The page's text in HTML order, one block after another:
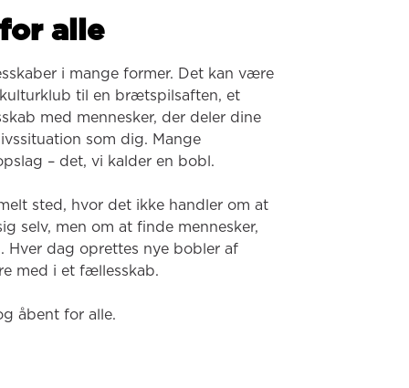
alle
i mange former. Det kan være
til en brætspilsaften, et
med mennesker, der deler dine
som dig. Mange
– det, vi kalder en bobl.
sted, hvor det ikke handler om at
selv, men om at finde mennesker,
dag oprettes nye bobler af
med i et fællesskab.
åbent for alle.